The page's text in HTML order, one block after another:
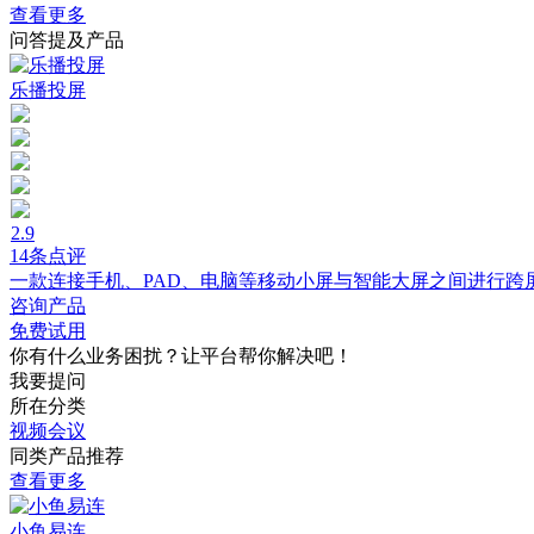
查看更多
问答提及产品
乐播投屏
2.9
14条点评
一款连接手机、PAD、电脑等移动小屏与智能大屏之间进行跨
咨询产品
免费试用
你有什么业务困扰？让平台帮你解决吧！
我要提问
所在分类
视频会议
同类产品推荐
查看更多